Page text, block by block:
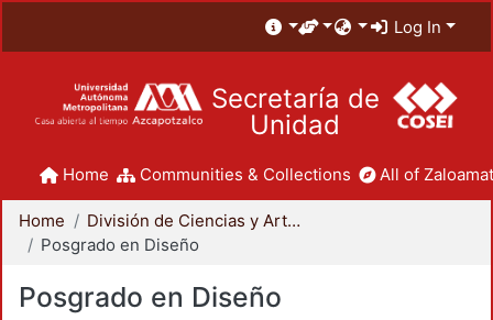
Log In
Secretaría de
Unidad
Home Communities & Collections All of
Home
División de Ciencias y Artes para el Diseño
Posgrado en Diseño
Posgrado en Diseño